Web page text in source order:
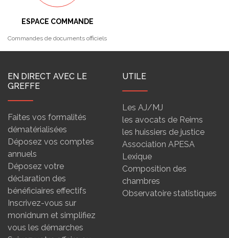
ESPACE COMMANDE
Commandes de documents officiels
EN DIRECT AVEC LE
GREFFE
Faites vos formalités
dématérialisées
Déposez vos comptes
annuels
Déposez votre
déclaration des
bénéficiaires effectifs
Inscrivez-vous sur
monidnum et simplifiez
vous les démarches
UTILE
Les AJ/MJ
les avocats de Reims
les huissiers de justice
Association APESA
Lexique
Composition des
chambres
Observatoire statistiques